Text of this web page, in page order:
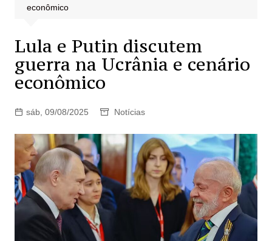
econômico
Lula e Putin discutem
guerra na Ucrânia e cenário
econômico
sáb, 09/08/2025 Notícias